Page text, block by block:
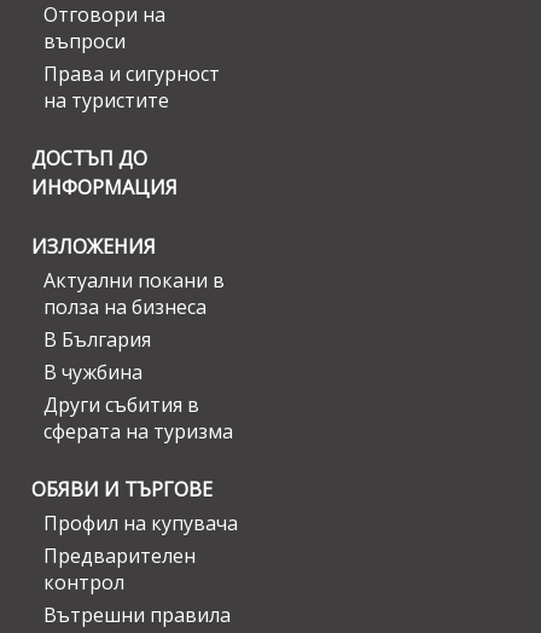
Отговори на
въпроси
Права и сигурност
на туристите
ДОСТЪП ДО
ИНФОРМАЦИЯ
ИЗЛОЖЕНИЯ
Актуални покани в
полза на бизнеса
В България
В чужбина
Други събития в
сферата на туризма
ОБЯВИ И ТЪРГОВЕ
Профил на купувача
Предварителен
контрол
Вътрешни правила